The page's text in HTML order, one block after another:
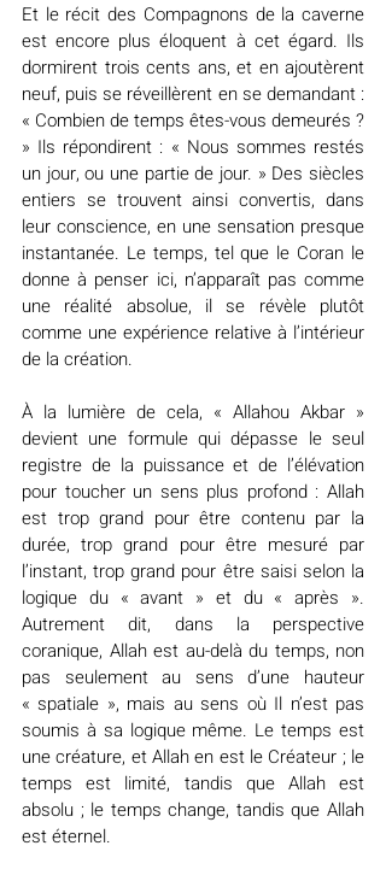
Et le récit des Compagnons de la caverne
est encore plus éloquent à cet égard. Ils
dormirent trois cents ans, et en ajoutèrent
neuf, puis se réveillèrent en se demandant :
« Combien de temps êtes-vous demeurés ?
» Ils répondirent : « Nous sommes restés
un jour, ou une partie de jour. » Des siècles
entiers se trouvent ainsi convertis, dans
leur conscience, en une sensation presque
instantanée. Le temps, tel que le Coran le
donne à penser ici, n’apparaît pas comme
une réalité absolue, il se révèle plutôt
comme une expérience relative à l’intérieur
de la création.
À la lumière de cela, « Allahou Akbar »
devient une formule qui dépasse le seul
registre de la puissance et de l’élévation
pour toucher un sens plus profond : Allah
est trop grand pour être contenu par la
durée, trop grand pour être mesuré par
l’instant, trop grand pour être saisi selon la
logique du « avant » et du « après ».
Autrement dit, dans la perspective
coranique, Allah est au-delà du temps, non
pas seulement au sens d’une hauteur
« spatiale », mais au sens où Il n’est pas
soumis à sa logique même. Le temps est
une créature, et Allah en est le Créateur ; le
temps est limité, tandis que Allah est
absolu ; le temps change, tandis que Allah
est éternel.